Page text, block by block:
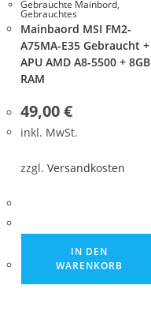
Gebrauchte Mainbord,
Gebrauchtes
Mainbaord MSI FM2-
A75MA-E35 Gebraucht +
APU AMD A8-5500 + 8GB
RAM
49,00€
inkl. MwSt.
zzgl.Versandkosten
IN DEN
WARENKORB